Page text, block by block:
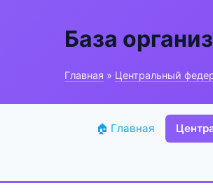
База
Главная » Центральный
🏠 Главная